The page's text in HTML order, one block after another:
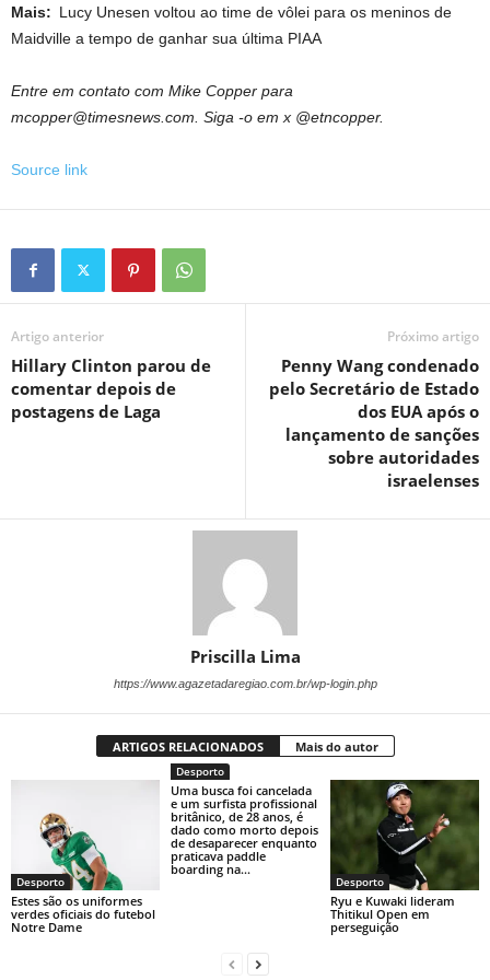
Mais: Lucy Unesen voltou ao time de vôlei para os meninos de
Maidville a tempo de ganhar sua última PIAA
Entre em contato com Mike Copper para
mcopper@timesnews.com. Siga -o em x @etncopper.
Source link
Artigo anterior
Hillary Clinton parou de
comentar depois de
postagens de Laga
Próximo artigo
Penny Wang condenado
pelo Secretário de Estado
dos EUA após o
lançamento de sanções
sobre autoridades
israelenses
Priscilla Lima
https://www.agazetadaregiao.com.br/wp-login.php
ARTIGOS RELACIONADOS Mais do autor
Desporto
Estes são os uniformes
verdes oficiais do futebol
Notre Dame
Desporto
Uma busca foi cancelada
e um surfista profissional
britânico, de 28 anos, é
dado como morto depois
de desaparecer enquanto
praticava paddle
boarding na...
Desporto
Ryu e Kuwaki lideram
Thitikul Open em
perseguição